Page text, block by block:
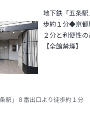
地下鉄「五条
歩約１分◆京都
２分と利便性の
【全館禁煙】
駅」８番出口より徒歩約１分